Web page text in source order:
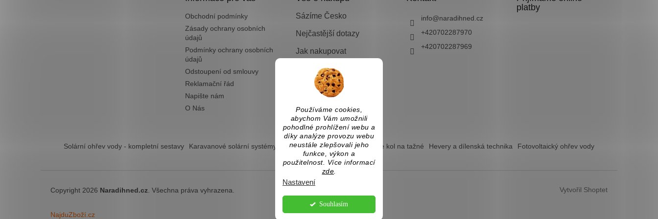
Používáme cookies,
abychom Vám umožnili
pohodlné prohlížení webu a
díky analýze provozu webu
neustále zlepšovali jeho
funkce, výkon a
použitelnost. Více informací
zde.
Nastavení
Souhlasím
Obchodní podmínky
Zásady ochrany osobních
údajů
Podmínky ochrany osobních
údajů
Odstoupení od smlouvy
Reklamační řád
Napište nám
O Nás
Sázíme Česko
Nejčastější dotazy
Jak nakupovat
Doprava a platba
Vrácení zboží nebo
výměna
info@naradihned.cz
+420702287970
+420702287969
platby
Solární ohřev vody - kompletní sestavy Karavanové solární systémy Ostrovní solární systémy Nosiče kol na tažné Hevery a dílenská technika Fotovoltaický ohřev vody
Vytvořil Shoptet
Copyright 2026 Naradihned.cz . Všechna práva vyhrazena.
NajduZboží.cz